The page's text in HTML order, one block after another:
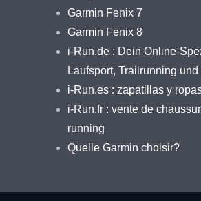
Garmin Fenix 7
Garmin Fenix 8
i-Run.de : Dein Online-
Laufsport, Trailrunning
i-Run.es : zapatillas y
i-Run.fr : vente de
running
Quelle Garmin choisir?